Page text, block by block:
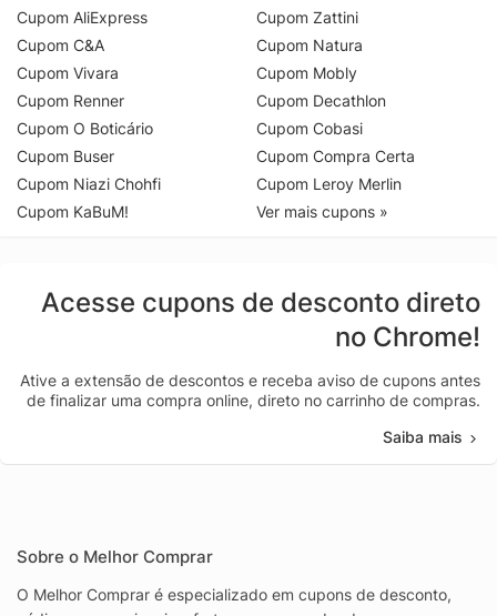
Cupom AliExpress
Cupom C&A
Cupom Vivara
Cupom Renner
Cupom O Boticário
Cupom Buser
Cupom Niazi Chohfi
Cupom KaBuM!
Cupom Zattini
Cupom Natura
Cupom Mobly
Cupom Decathlon
Cupom Cobasi
Cupom Compra Certa
Cupom Leroy Merlin
Ver mais cupons »
Acesse cupons de desconto direto
no Chrome!
Ative a extensão de descontos e receba aviso de cupons antes
de finalizar uma compra online, direto no carrinho de compras.
Saiba mais
Sobre o Melhor Comprar
O Melhor Comprar é especializado em cupons de desconto,